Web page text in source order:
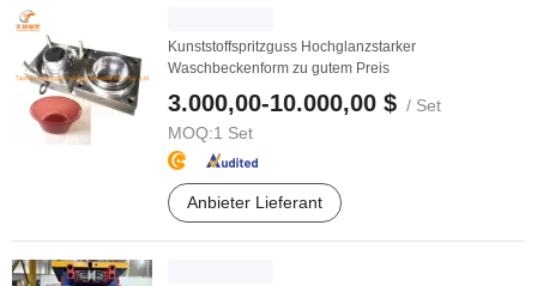
Kunststoffspritzguss Hochglanzstarker
Waschbeckenform zu gutem Preis
3.000,00-10.000,00 $ / Set
MOQ:1 Set
Anbieter Lieferant